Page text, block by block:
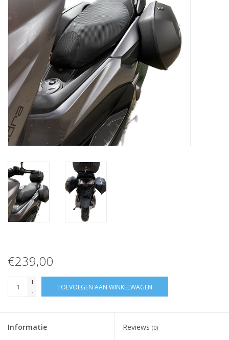
€239,00
+
-
TOEVOEGEN AAN WINKELWAGEN
Informatie Reviews (0)